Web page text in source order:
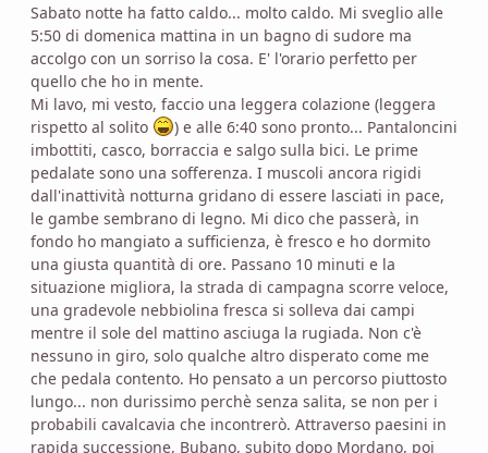
Sabato notte ha fatto caldo... molto caldo. Mi sveglio alle
5:50 di domenica mattina in un bagno di sudore ma
accolgo con un sorriso la cosa. E' l'orario perfetto per
quello che ho in mente.
Mi lavo, mi vesto, faccio una leggera colazione (leggera
rispetto al solito
) e alle 6:40 sono pronto... Pantaloncini
imbottiti, casco, borraccia e salgo sulla bici. Le prime
pedalate sono una sofferenza. I muscoli ancora rigidi
dall'inattività notturna gridano di essere lasciati in pace,
le gambe sembrano di legno. Mi dico che passerà, in
fondo ho mangiato a sufficienza, è fresco e ho dormito
una giusta quantità di ore. Passano 10 minuti e la
situazione migliora, la strada di campagna scorre veloce,
una gradevole nebbiolina fresca si solleva dai campi
mentre il sole del mattino asciuga la rugiada. Non c'è
nessuno in giro, solo qualche altro disperato come me
che pedala contento. Ho pensato a un percorso piuttosto
lungo... non durissimo perchè senza salita, se non per i
probabili cavalcavia che incontrerò. Attraverso paesini in
rapida successione, Bubano, subito dopo Mordano, poi